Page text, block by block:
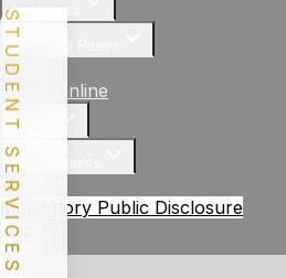
Academics
Student & Parent
News
Apply Online
Gallery
Achievements
Contact
Mandatory Public Disclosure
STUDENT SERVICES